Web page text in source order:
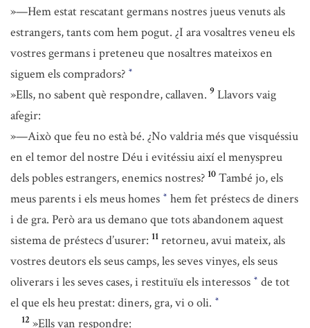
»—Hem estat rescatant germans nostres jueus venuts als
estrangers, tants com hem pogut. ¿I ara vosaltres veneu els
vostres germans i preteneu que nosaltres mateixos en
siguem els compradors? *
»Ells, no sabent què respondre, callaven. 9 Llavors vaig
afegir:
»—Això que feu no està bé. ¿No valdria més que visquéssiu
en el temor del nostre Déu i evitéssiu així el menyspreu
dels pobles estrangers, enemics nostres? 10 També jo, els
meus parents i els meus homes * hem fet préstecs de diners
i de gra. Però ara us demano que tots abandonem aquest
sistema de préstecs d’usurer: 11 retorneu, avui mateix, als
vostres deutors els seus camps, les seves vinyes, els seus
oliverars i les seves cases, i restituïu els interessos * de tot
el que els heu prestat: diners, gra, vi o oli. *
12 »Ells van respondre: